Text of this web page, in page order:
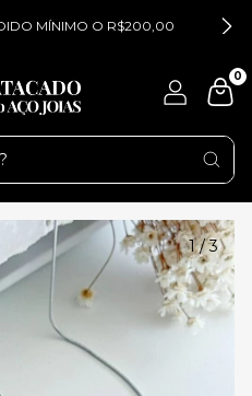
MÍNIMO O R$200,00
0
1/3